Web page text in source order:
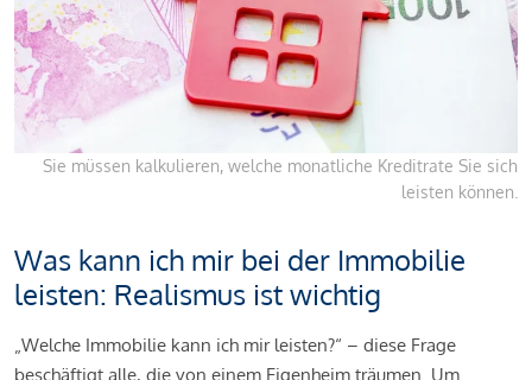
Sie müssen kalkulieren, welche monatliche Kreditrate Sie sich
leisten können.
Was kann ich mir bei der Immobilie
leisten: Realismus ist wichtig
„Welche Immobilie kann ich mir leisten?“ – diese Frage
beschäftigt alle, die von einem Eigenheim träumen. Um